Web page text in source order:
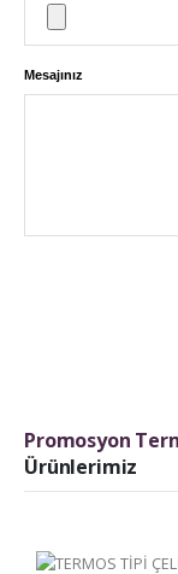
Mesajınız
Promosyon
Ürünlerimiz